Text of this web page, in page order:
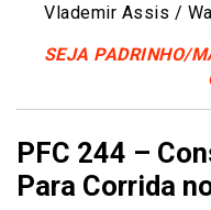
Vlademir Assis /
SEJA PADRINHO/
PFC 244 –
Para Corrida